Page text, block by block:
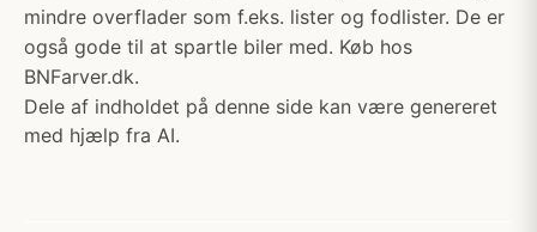
mindre overflader som f.eks. lister og fodlister. De er
også gode til at spartle biler med. Køb hos
BNFarver.dk.
Dele af indholdet på denne side kan være genereret
med hjælp fra AI.